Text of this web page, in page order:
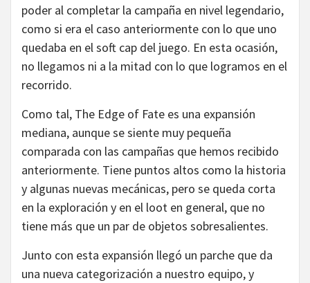
poder al completar la campaña en nivel legendario,
como si era el caso anteriormente con lo que uno
quedaba en el soft cap del juego. En esta ocasión,
no llegamos ni a la mitad con lo que logramos en el
recorrido.
Como tal, The Edge of Fate es una expansión
mediana, aunque se siente muy pequeña
comparada con las campañas que hemos recibido
anteriormente. Tiene puntos altos como la historia
y algunas nuevas mecánicas, pero se queda corta
en la exploración y en el loot en general, que no
tiene más que un par de objetos sobresalientes.
Junto con esta expansión llegó un parche que da
una nueva categorización a nuestro equipo, y